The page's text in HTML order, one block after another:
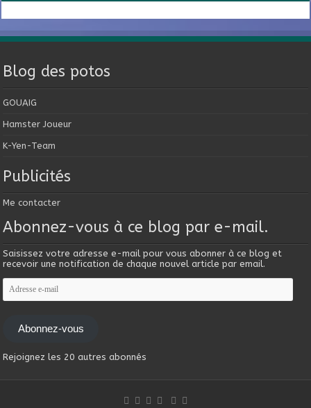
Blog des potos
GOUAIG
Hamster Joueur
K-Yen-Team
Publicités
Me contacter
Abonnez-vous à ce blog par e-mail.
Saisissez votre adresse e-mail pour vous abonner à ce blog et
recevoir une notification de chaque nouvel article par email.
Adresse
e-
mail
Abonnez-vous
Rejoignez les 20 autres abonnés